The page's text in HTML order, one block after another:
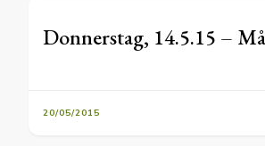
Donnerstag, 14.5.15 –
20/05/2015